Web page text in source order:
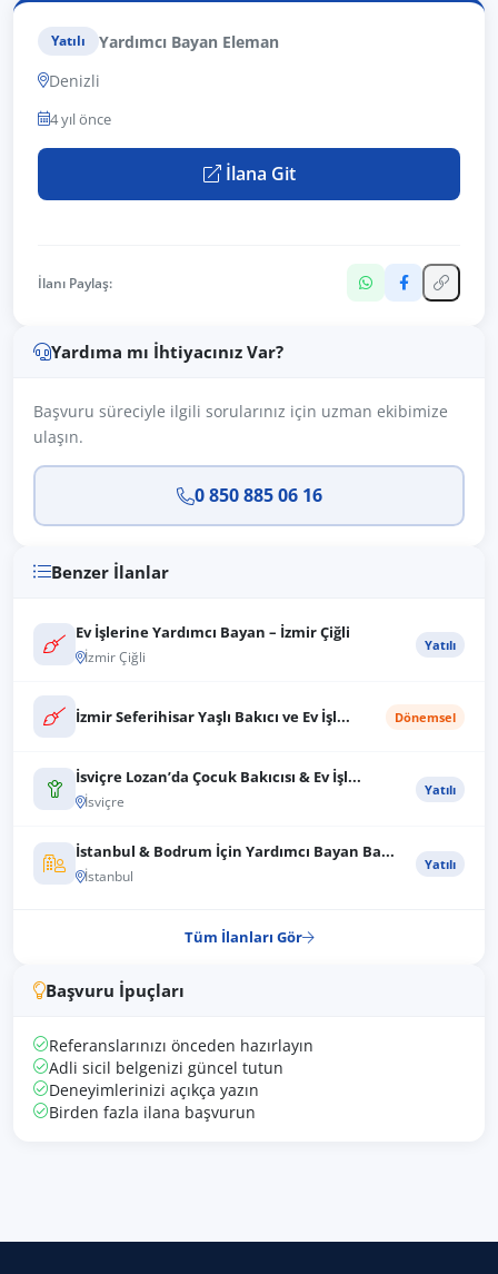
Yatılı
Yardımcı Bayan Eleman
Denizli
4 yıl önce
İlana Git
İlanı Paylaş:
Yardıma mı İhtiyacınız Var?
Başvuru süreciyle ilgili sorularınız için uzman ekibimize
ulaşın.
0 850 885 06 16
Benzer İlanlar
Ev İşlerine Yardımcı Bayan – İzmir Çiğli
İzmir Çiğli
Yatılı
İzmir Seferihisar Yaşlı Bakıcı ve Ev İşl... Dönemsel
İsviçre Lozan’da Çocuk Bakıcısı & Ev İşl...
İsviçre
Yatılı
İstanbul & Bodrum İçin Yardımcı Bayan Ba...
İstanbul
Yatılı
Tüm İlanları Gör
Başvuru İpuçları
Referanslarınızı önceden hazırlayın
Adli sicil belgenizi güncel tutun
Deneyimlerinizi açıkça yazın
Birden fazla ilana başvurun